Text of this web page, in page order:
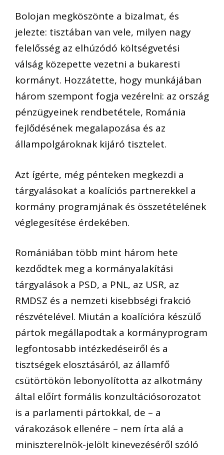
Bolojan megköszönte a bizalmat, és
jelezte: tisztában van vele, milyen nagy
felelősség az elhúzódó költségvetési
válság közepette vezetni a bukaresti
kormányt. Hozzátette, hogy munkájában
három szempont fogja vezérelni: az ország
pénzügyeinek rendbetétele, Románia
fejlődésének megalapozása és az
állampolgároknak kijáró tisztelet.
Azt ígérte, még pénteken megkezdi a
tárgyalásokat a koalíciós partnerekkel a
kormány programjának és összetételének
véglegesítése érdekében.
Romániában több mint három hete
kezdődtek meg a kormányalakítási
tárgyalások a PSD, a PNL, az USR, az
RMDSZ és a nemzeti kisebbségi frakció
részvételével. Miután a koalícióra készülő
pártok megállapodtak a kormányprogram
legfontosabb intézkedéseiről és a
tisztségek elosztásáról, az államfő
csütörtökön lebonyolította az alkotmány
által előírt formális konzultációsorozatot
is a parlamenti pártokkal, de – a
várakozások ellenére – nem írta alá a
miniszterelnök-jelölt kinevezéséről szóló